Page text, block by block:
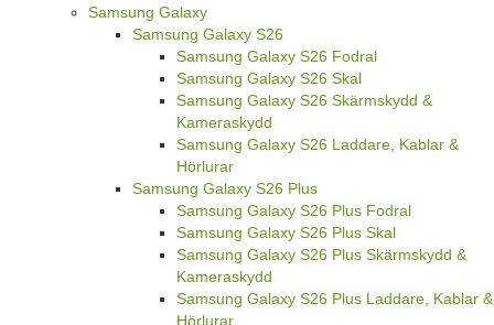
Samsung Galaxy
Samsung Galaxy S26
Samsung Galaxy S26 Fodral
Samsung Galaxy S26 Skal
Samsung Galaxy S26 Skärmskydd &
Kameraskydd
Samsung Galaxy S26 Laddare, Kablar &
Hörlurar
Samsung Galaxy S26 Plus
Samsung Galaxy S26 Plus Fodral
Samsung Galaxy S26 Plus Skal
Samsung Galaxy S26 Plus Skärmskydd &
Kameraskydd
Samsung Galaxy S26 Plus Laddare, Kablar &
Hörlurar